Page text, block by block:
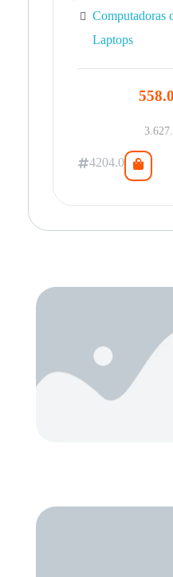
Computadoras
Laptops
4204.0